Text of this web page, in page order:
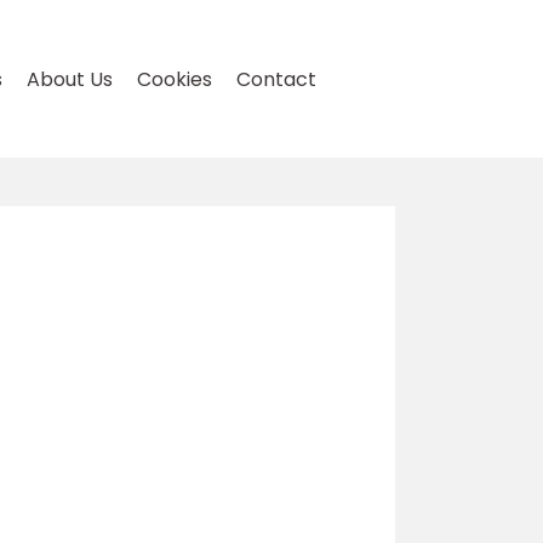
About Us Cookies Contact